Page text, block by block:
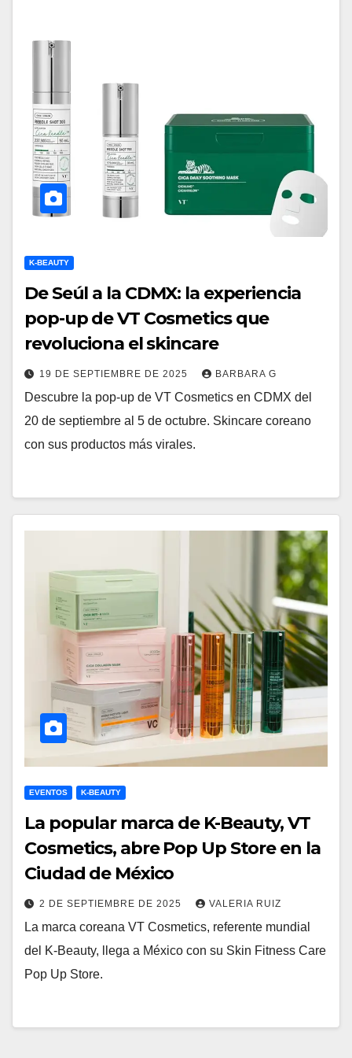
K-BEAUTY
De Seúl a la CDMX: la experiencia
pop-up de VT Cosmetics que
revoluciona el skincare
19 DE SEPTIEMBRE DE 2025 BARBARA G
Descubre la pop-up de VT Cosmetics en CDMX del
20 de septiembre al 5 de octubre. Skincare coreano
con sus productos más virales.
EVENTOS K-BEAUTY
La popular marca de K-Beauty, VT
Cosmetics, abre Pop Up Store en la
Ciudad de México
2 DE SEPTIEMBRE DE 2025 VALERIA RUIZ
La marca coreana VT Cosmetics, referente mundial
del K-Beauty, llega a México con su Skin Fitness Care
Pop Up Store.